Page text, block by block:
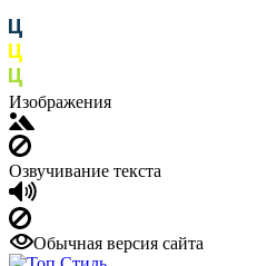
Изображения
Озвучивание текста
Обычная версия сайта